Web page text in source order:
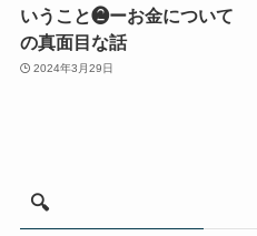
いうこと❷ーお金について
の真面目な話
2024年3月29日
🔍